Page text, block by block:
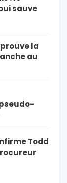
sauve
la
au
Todd